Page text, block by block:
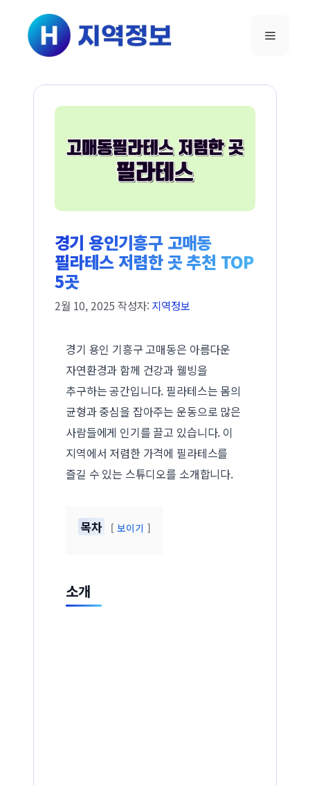
건너뛰기
메뉴
경기 용인기흥구 고매동
필라테스 저렴한 곳 추천 TOP
5곳
2월 10, 2025 작성자: 지역정보
경기 용인 기흥구 고매동은 아름다운
자연환경과 함께 건강과 웰빙을
추구하는 공간입니다. 필라테스는 몸의
균형과 중심을 잡아주는 운동으로 많은
사람들에게 인기를 끌고 있습니다. 이
지역에서 저렴한 가격에 필라테스를
즐길 수 있는 스튜디오를 소개합니다.
목차 보이기
소개